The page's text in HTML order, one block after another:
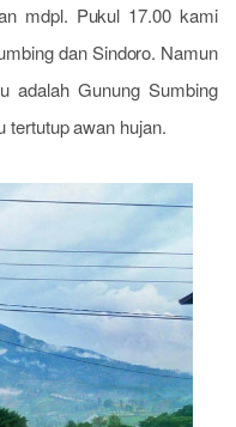
mdpl. Pukul 17.00 kami
dan Sindoro. Namun
adalah Gunung Sumbing
tertutup awan hujan.